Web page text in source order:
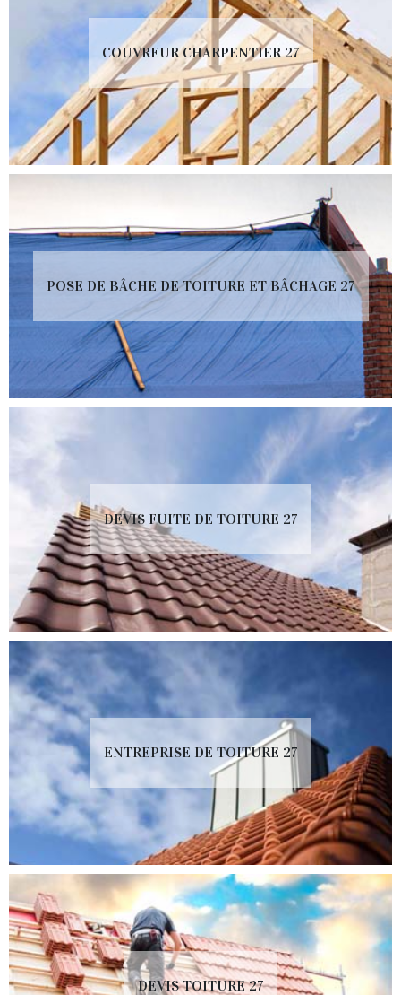
COUVREUR CHARPENTIER 27
POSE DE BÂCHE DE TOITURE ET BÂCHAGE 27
DEVIS FUITE DE TOITURE 27
ENTREPRISE DE TOITURE 27
DEVIS TOITURE 27